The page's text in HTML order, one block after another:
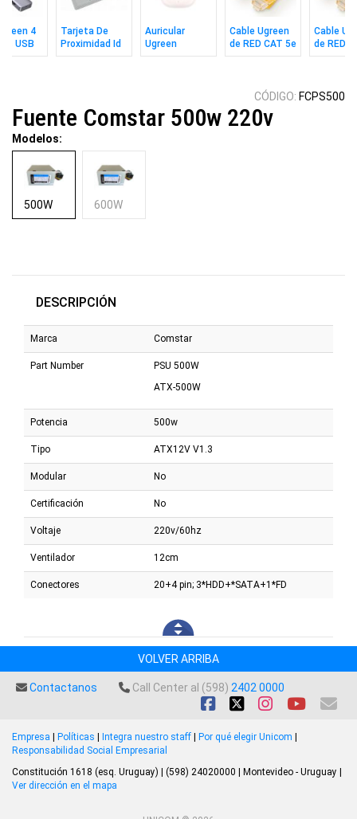
4
USB
Tarjeta De
Proximidad Id
125khz Gruesa
Auricular
Ugreen
Inalambrico
Cable Ugreen
de RED CAT 5e
U/UPT 3m Ylw
Cable
de RED
5m YW
CÓDIGO: FCPS500
Fuente Comstar 500w 220v
Modelos:
500W 600W
DESCRIPCIÓN
Marca Comstar
Part Number
PSU 500W
ATX-500W
Potencia 500w
Tipo ATX12V V1.3
Modular No
Certificación No
Voltaje 220v/60hz
Ventilador 12cm
Conectores 20+4 pin; 3*HDD+*SATA+1*FD
VOLVER ARRIBA
Contactanos Call Center al (598) 2402 0000
Empresa | Políticas | Integra nuestro staff | Por qué elegir Unicom |
Responsabilidad Social Empresarial
Constitución 1618 (esq. Uruguay) | (598) 24020000 | Montevideo - Uruguay |
Ver dirección en el mapa